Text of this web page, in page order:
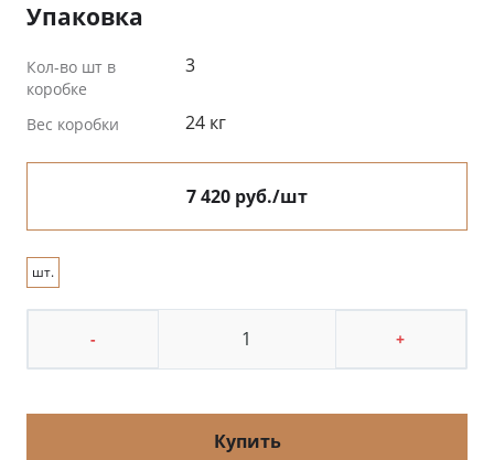
Упаковка
Кол-во шт в
коробке
3
Вес коробки 24 кг
7 420 руб./шт
шт.
- +
Купить